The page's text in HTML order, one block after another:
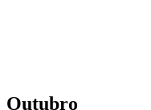
Outubro